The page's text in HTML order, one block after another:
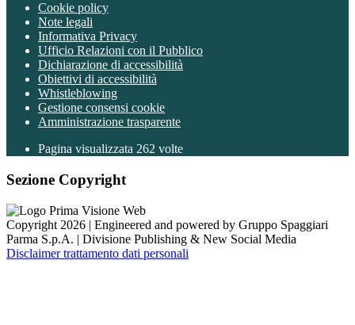
Cookie policy
Note legali
Informativa Privacy
Ufficio Relazioni con il Pubblico
Dichiarazione di accessibilità
Obiettivi di accessibilità
Whistleblowing
Gestione consensi cookie
Amministrazione trasparente
Pagina visualizzata 262 volte
Sezione Copyright
Copyright 2026 | Engineered and powered by Gruppo Spaggiari
Parma S.p.A. | Divisione Publishing & New Social Media
Disclaimer trattamento dati personali